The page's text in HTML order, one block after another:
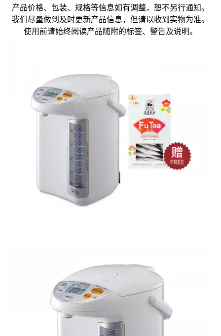
产品价格、包装、规格等信息如有调整，恕不另行通知。
我们尽量做到及时更新产品信息，但请以收到实物为准。
使用前请始终阅读产品随附的标签、警告及说明。